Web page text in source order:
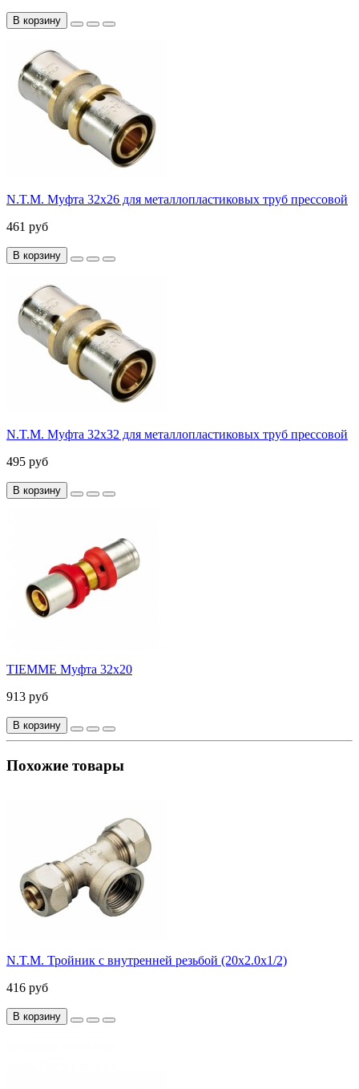
В корзину
N.T.M. Муфта 32x26 для металлопластиковых труб прессовой
461 руб
В корзину
N.T.M. Муфта 32x32 для металлопластиковых труб прессовой
495 руб
В корзину
TIEMME Муфта 32x20
913 руб
В корзину
Похожие товары
N.T.M. Тройник с внутренней резьбой (20х2.0х1/2)
416 руб
В корзину